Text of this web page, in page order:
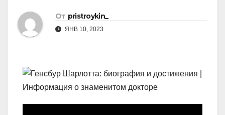
От pristroykin_
ЯНВ 10, 2023